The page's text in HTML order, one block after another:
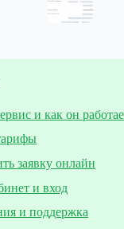
и как он
заявку онлайн
и вход
и поддержка